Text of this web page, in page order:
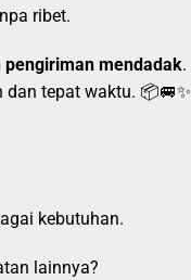
ribet.
pengiriman mendadak.
tepat waktu. 📦🚐✨
kebutuhan.
lainnya?